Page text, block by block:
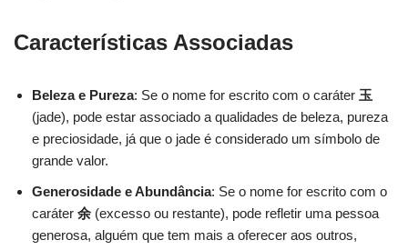
Características Associadas
Beleza e Pureza: Se o nome for escrito com o caráter 玉
(jade), pode estar associado a qualidades de beleza, pureza
e preciosidade, já que o jade é considerado um símbolo de
grande valor.
Generosidade e Abundância: Se o nome for escrito com o
caráter 余(excesso ou restante), pode refletir uma pessoa
generosa, alguém que tem mais a oferecer aos outros,